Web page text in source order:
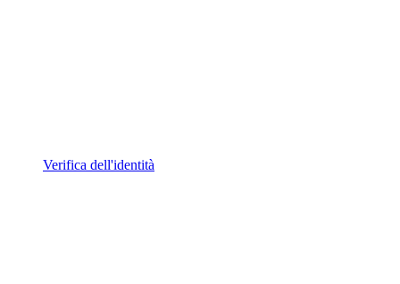
Verifica dell'identità